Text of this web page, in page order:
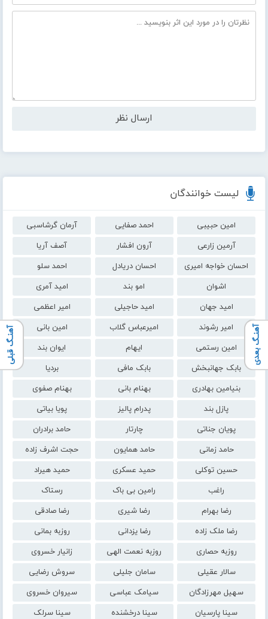
لیست خوانندگان
امین حبیبی احمد صفایی
آرمان گرشاسبی
آرمین زارعی
آرون افشار
آصف آریا
احسان خواجه امیری
احسان دریادل
احمد سلو
اشوان
امو بند
امید آمری
امید جهان
امید حاجیلی
امیر اعظمی
امیر رشوند
امیرعباس گلاب
امین بانی
امین رستمی
ایهام
ایوان بند
بابک جهانبخش
بابک مافی
بردیا
بنیامین بهادری
بهنام بانی
بهنام صفوی
پازل بند
پدرام پالیز
پویا بیاتی
پویان جناتی
چارتار
حامد برادران
حامد زمانی
حامد همایون
حجت اشرف زاده
حسین توکلی
حمید عسکری
حمید هیراد
راغب
رامین بی باک
رستاک
رضا بهرام
رضا شیری
رضا صادقی
رضا ملک زاده
رضا یزدانی
روزبه بمانی
روزبه حصاری
روزبه نعمت الهی
زانیار خسروی
سالار عقیلی
سامان جلیلی
سروش رضایی
سهیل مهرزادگان
سیامک عباسی
سیروان خسروی
سینا پارسیان
سینا درخشنده
سینا سرلک
آهنـگ بعدی آهنـگ قبلی